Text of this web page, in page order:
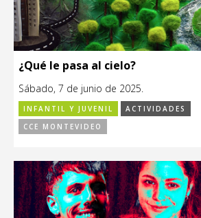
¿Qué le pasa al cielo?
Sábado, 7 de junio de 2025.
INFANTIL Y JUVENIL
ACTIVIDADES
CCE MONTEVIDEO